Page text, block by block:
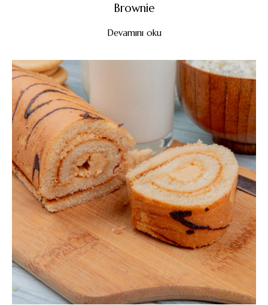
Brownie
Devamını oku